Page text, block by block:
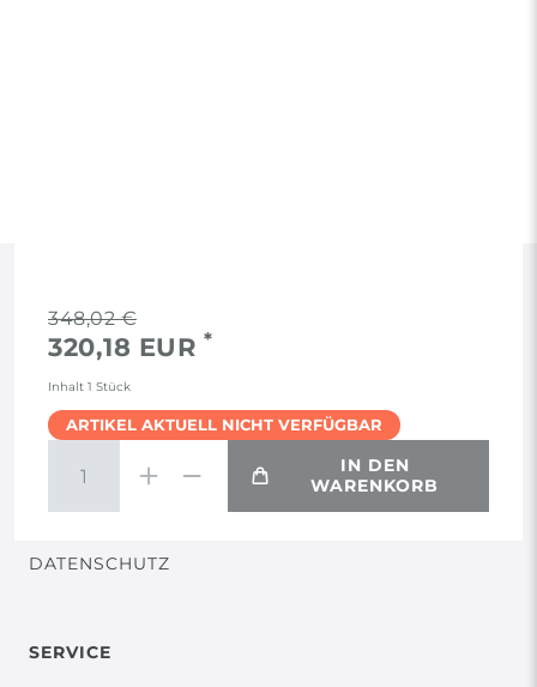
348,02 €
320,18 EUR *
Inhalt 1 Stück
ARTIKEL AKTUELL NICHT VERFÜGBAR
IN DEN
WARENKORB
RECHTLICHES
AGB
WIDERRUF
DATENSCHUTZ
SERVICE